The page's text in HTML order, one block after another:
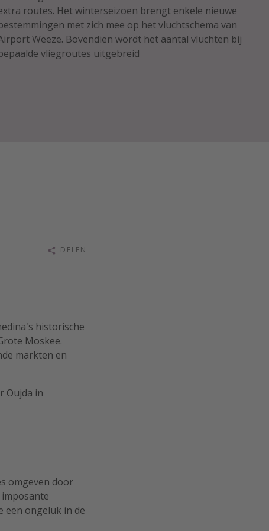
routes. Het winterseizoen brengt enkele nieuwe
met zich mee op het vluchtschema van
Weeze. Bovendien wordt het aantal vluchten bij
vliegroutes uitgebreid
DELEN
historische
Moskee.
markten en
Oujda in
omgeven door
een ongeluk in de